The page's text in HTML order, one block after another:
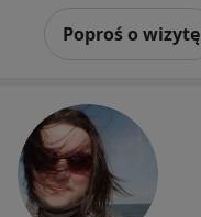
Poproś o wizytę